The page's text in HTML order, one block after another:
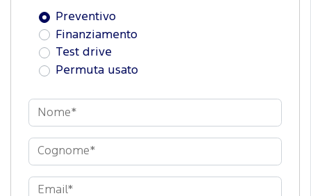
Preventivo
Finanziamento
Test drive
Permuta usato